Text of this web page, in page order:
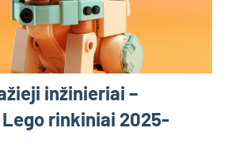
inžinieriai –
rinkiniai 2025-